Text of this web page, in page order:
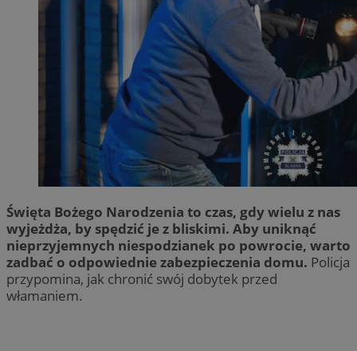
Święta Bożego Narodzenia to czas, gdy wielu z nas
wyjeżdża, by spędzić je z bliskimi. Aby uniknąć
nieprzyjemnych niespodzianek po powrocie, warto
zadbać o odpowiednie zabezpieczenia domu. Policja
przypomina, jak chronić swój dobytek przed
włamaniem.